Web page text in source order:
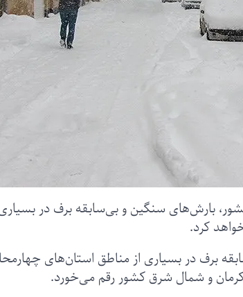
بارش‌های سنگین و بی‌سابقه برف در
کرد.
برف در بسیاری از مناطق استان‌های
و شمال شرق کشور رقم می‌خورد.